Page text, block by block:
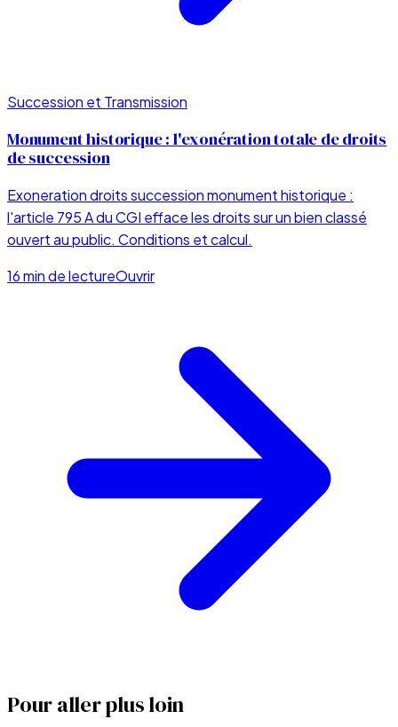
Succession et Transmission
Monument historique : l'exonération totale de droits
de succession
Exoneration droits succession monument historique :
l'article 795 A du CGI efface les droits sur un bien classé
ouvert au public. Conditions et calcul.
16 min de lectureOuvrir
Pour aller plus loin